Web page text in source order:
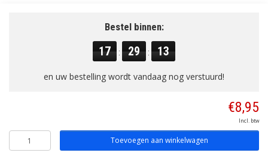
Bestel binnen:
17 : 29 : 13
en uw bestelling wordt vandaag nog verstuurd!
€8,95
Incl. btw
Toevoegen aan winkelwagen